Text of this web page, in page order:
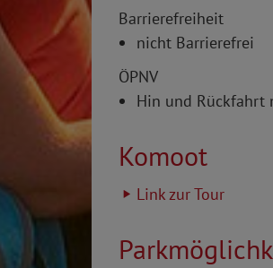
Barrierefreiheit
nicht Barrierefrei
ÖPNV
Hin und Rückfahrt
Komoot
Link zur Tour